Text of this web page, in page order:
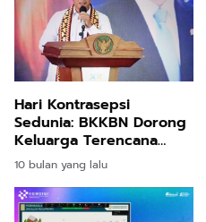
Hari Kontrasepsi
Sedunia: BKKBN Dorong
Keluarga Terencana
untuk Indonesia Emas
10 bulan yang lalu